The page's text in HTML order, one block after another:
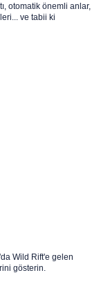
otomatik önemli anlar,
ve tabii ki
Wild Rift'e gelen
gösterin.